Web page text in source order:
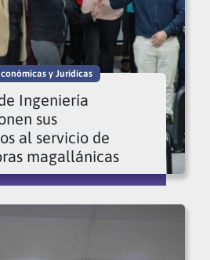
y Jurídicas
Ingeniería
sus
al servicio de
magallánicas